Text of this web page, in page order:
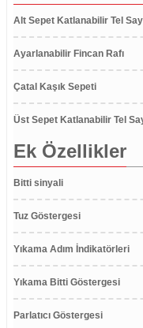
Alt Sepet Katlanabilir Tel
Ayarlanabilir Fincan Rafı
Çatal Kaşık Sepeti
Üst Sepet Katlanabilir Tel
Ek Özellikler
Bitti sinyali
Tuz Göstergesi
Yıkama Adım İndikatörleri
Yıkama Bitti Göstergesi
Parlatıcı Göstergesi